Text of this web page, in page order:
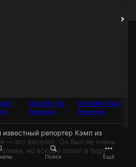
Поиск Ещё
ДонгВу Ли
Режиссёр
ЮнгМин Пак
Режиссёр
репортер Кэмп из
— это весело». Он был не очень
но вскоре попал в беду